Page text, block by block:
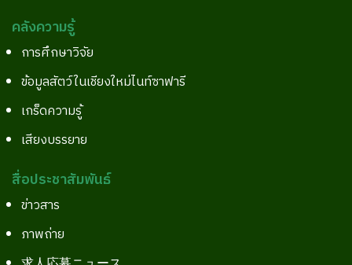
คลังความรู้
การศึกษาวิจัย
ข้อมูลสัตว์ในเชียงใหม่ไนท์ซาฟารี
เกร็ดความรู้
เสียงบรรยาย
สื่อประชาสัมพันธ์
ข่าวสาร
ภาพถ่าย